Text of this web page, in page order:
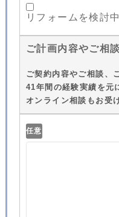
リフォームを検討中
ご計画内容やご相
ご契約内容やご相談、
41年間の経験実績を元
オンライン相談もお受
任意